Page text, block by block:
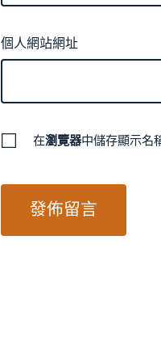
個人網站網址
在瀏覽器中儲存顯示名